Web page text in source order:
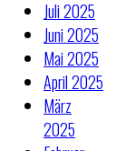
Juli 2025
Juni 2025
Mai 2025
April 2025
März
2025